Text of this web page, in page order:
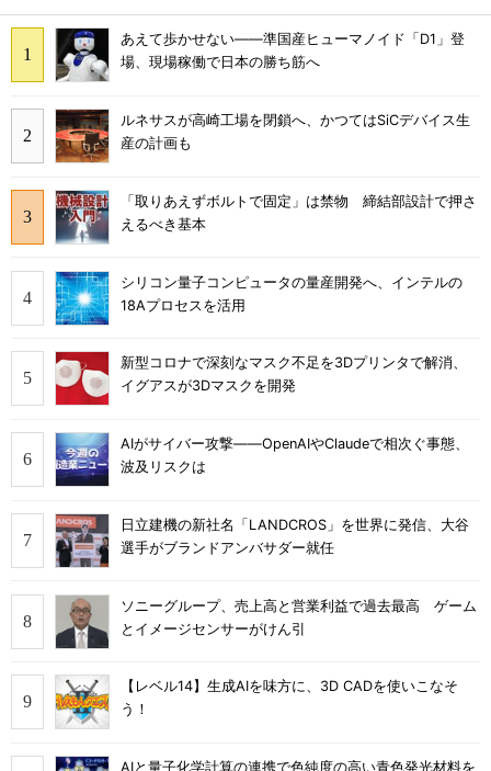
あえて歩かせない――準国産ヒューマノイド「D1」登
場、現場稼働で日本の勝ち筋へ
ルネサスが高崎工場を閉鎖へ、かつてはSiCデバイス生
産の計画も
「取りあえずボルトで固定」は禁物 締結部設計で押さ
えるべき基本
シリコン量子コンピュータの量産開発へ、インテルの
18Aプロセスを活用
新型コロナで深刻なマスク不足を3Dプリンタで解消、
イグアスが3Dマスクを開発
AIがサイバー攻撃――OpenAIやClaudeで相次ぐ事態、
波及リスクは
日立建機の新社名「LANDCROS」を世界に発信、大谷
選手がブランドアンバサダー就任
ソニーグループ、売上高と営業利益で過去最高 ゲーム
とイメージセンサーがけん引
【レベル14】生成AIを味方に、3D CADを使いこなそ
う！
AIと量子化学計算の連携で色純度の高い青色発光材料を